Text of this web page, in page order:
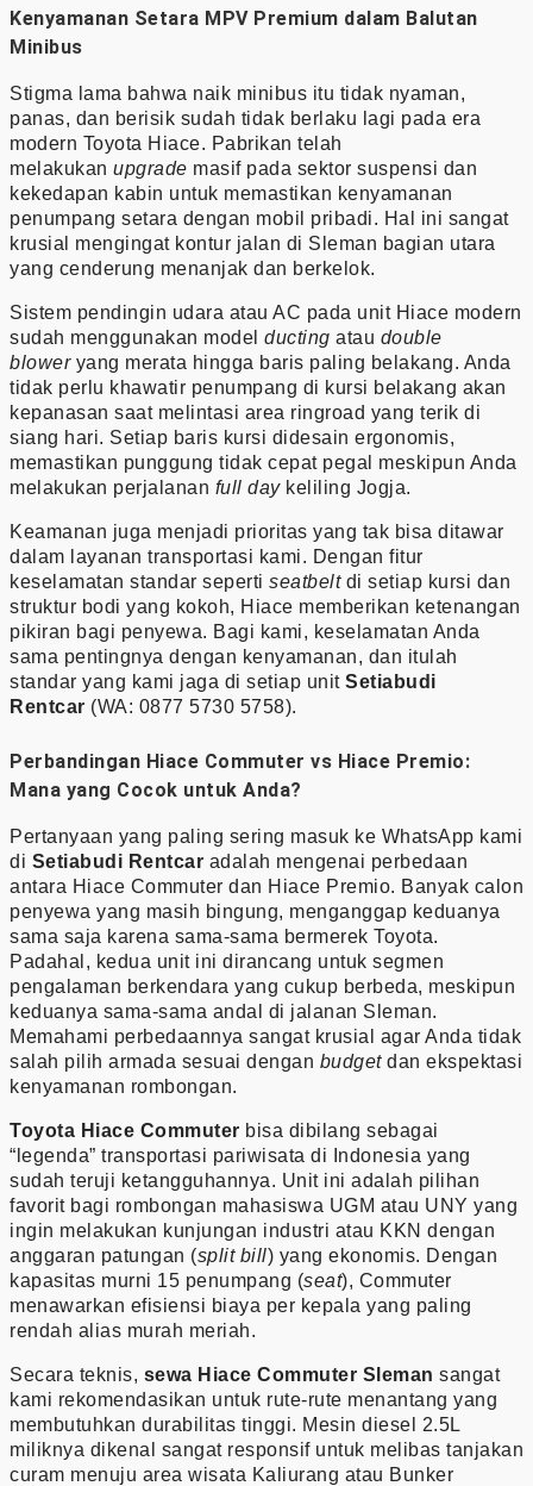
Kenyamanan Setara MPV Premium dalam Balutan
Minibus
Stigma lama bahwa naik minibus itu tidak nyaman,
panas, dan berisik sudah tidak berlaku lagi pada era
modern Toyota Hiace. Pabrikan telah
melakukan upgrade masif pada sektor suspensi dan
kekedapan kabin untuk memastikan kenyamanan
penumpang setara dengan mobil pribadi. Hal ini sangat
krusial mengingat kontur jalan di Sleman bagian utara
yang cenderung menanjak dan berkelok.
Sistem pendingin udara atau AC pada unit Hiace modern
sudah menggunakan model ducting atau double
bloweryang merata hingga baris paling belakang. Anda
tidak perlu khawatir penumpang di kursi belakang akan
kepanasan saat melintasi area ringroad yang terik di
siang hari. Setiap baris kursi didesain ergonomis,
memastikan punggung tidak cepat pegal meskipun Anda
melakukan perjalanan full daykeliling Jogja.
Keamanan juga menjadi prioritas yang tak bisa ditawar
dalam layanan transportasi kami. Dengan fitur
keselamatan standar seperti seatbeltdi setiap kursi dan
struktur bodi yang kokoh, Hiace memberikan ketenangan
pikiran bagi penyewa. Bagi kami, keselamatan Anda
sama pentingnya dengan kenyamanan, dan itulah
standar yang kami jaga di setiap unit Setiabudi
Rentcar (WA: 0877 5730 5758).
Perbandingan Hiace Commuter vs Hiace Premio:
Mana yang Cocok untuk Anda?
Pertanyaan yang paling sering masuk ke WhatsApp kami
di Setiabudi Rentcar adalah mengenai perbedaan
antara Hiace Commuter dan Hiace Premio. Banyak calon
penyewa yang masih bingung, menganggap keduanya
sama saja karena sama-sama bermerek Toyota.
Padahal, kedua unit ini dirancang untuk segmen
pengalaman berkendara yang cukup berbeda, meskipun
keduanya sama-sama andal di jalanan Sleman.
Memahami perbedaannya sangat krusial agar Anda tidak
salah pilih armada sesuai dengan budgetdan ekspektasi
kenyamanan rombongan.
Toyota Hiace Commuter bisa dibilang sebagai
“legenda” transportasi pariwisata di Indonesia yang
sudah teruji ketangguhannya. Unit ini adalah pilihan
favorit bagi rombongan mahasiswa UGM atau UNY yang
ingin melakukan kunjungan industri atau KKN dengan
anggaran patungan (split bill) yang ekonomis. Dengan
kapasitas murni 15 penumpang (seat), Commuter
menawarkan efisiensi biaya per kepala yang paling
rendah alias murah meriah.
Secara teknis, sewa Hiace Commuter Sleman sangat
kami rekomendasikan untuk rute-rute menantang yang
membutuhkan durabilitas tinggi. Mesin diesel 2.5L
miliknya dikenal sangat responsif untuk melibas tanjakan
curam menuju area wisata Kaliurang atau Bunker